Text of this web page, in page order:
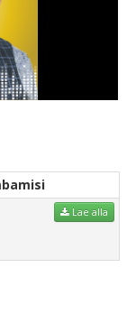
Lae alla